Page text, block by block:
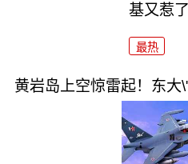
基又惹
最热
黄岩岛上空惊雷起！东大